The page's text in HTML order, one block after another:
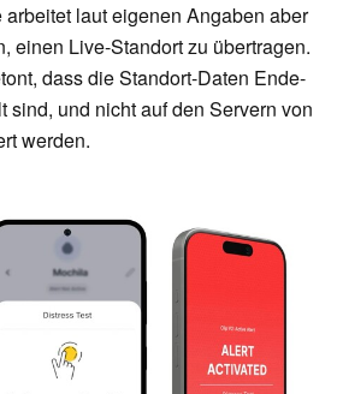
laut eigenen Angaben aber
einen Live-Standort zu übertragen.
dass die Standort-Daten Ende-
sind, und nicht auf den Servern von
werden.